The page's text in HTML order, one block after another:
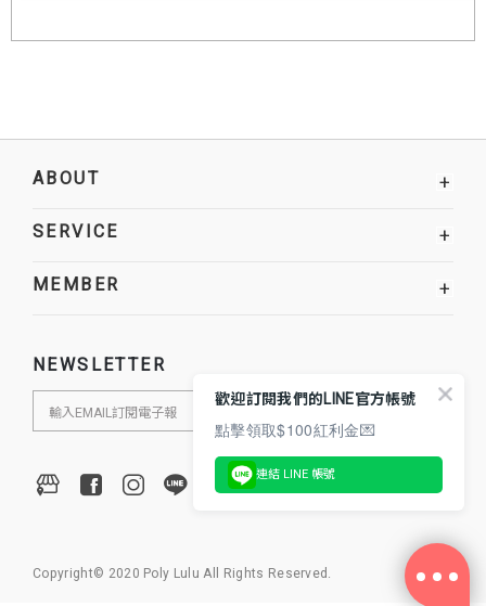
ABOUT +
SERVICE +
MEMBER +
NEWSLETTER
Copyright© 2020 Poly Lulu All Rights Reserved.
歡迎訂閱我們的LINE官方帳號
點擊領取$100紅利金💌
連結 LINE 帳號